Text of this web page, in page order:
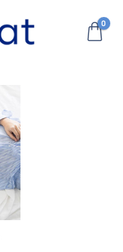
0